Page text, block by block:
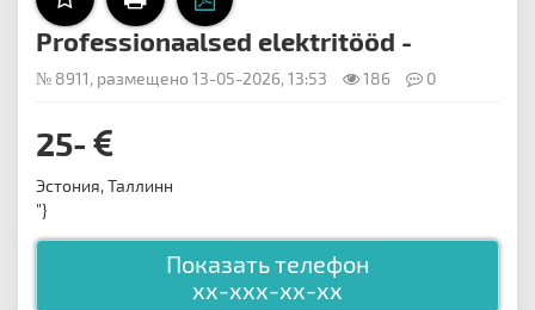
Professionaalsed elektritööd -
№ 8911, размещено 13-05-2026, 13:53 186 0
25-
Эстония, Таллинн
"}
Показать телефон
xx-xxx-xx-xx